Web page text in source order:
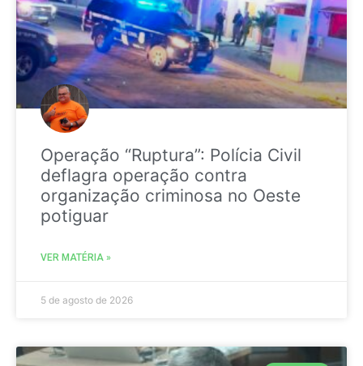
Operação “Ruptura”: Polícia Civil
deflagra operação contra
organização criminosa no Oeste
potiguar
VER MATÉRIA »
5 de agosto de 2026